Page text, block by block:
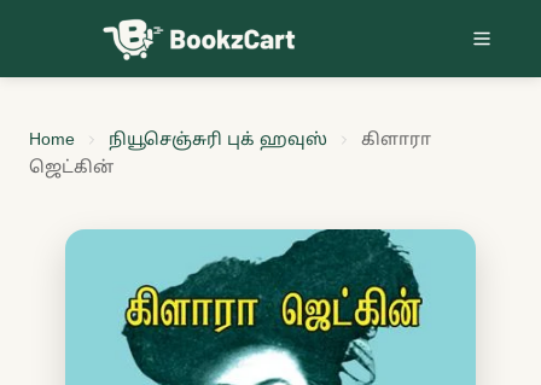
Skip to content
Home நியூசெஞ்சுரி புக் ஹவுஸ்
கிளாரா
ஜெட்கின்